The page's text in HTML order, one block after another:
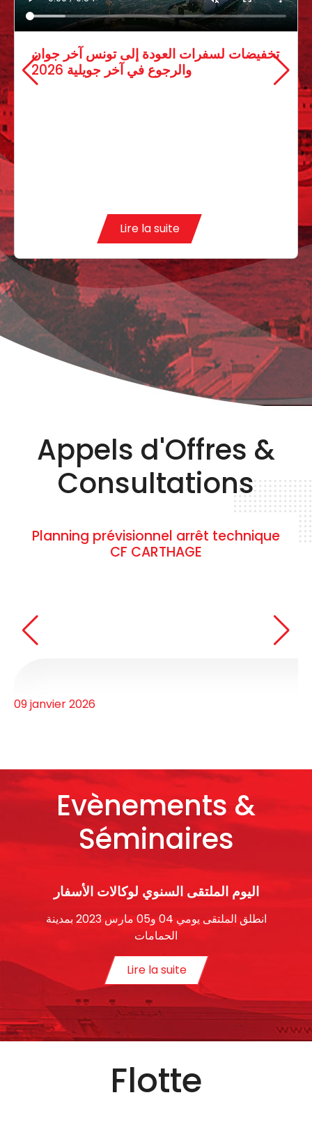
تخفيضات
فتح باب الترشح عبر آلية الإلحاق
باب الترشح عبر آلية الإلحاق لسدّ
Appels d'Offres &
Consultations
arrêt technique
Appel d’offres
Report de
Evènements &
Séminaires
اليوم الملتقى السنوي لوكالات الأسفار
انطلق الملتقى يومي 04 و05 مارس 2023 بمدينة
الحمامات
Lire la suite
Flotte